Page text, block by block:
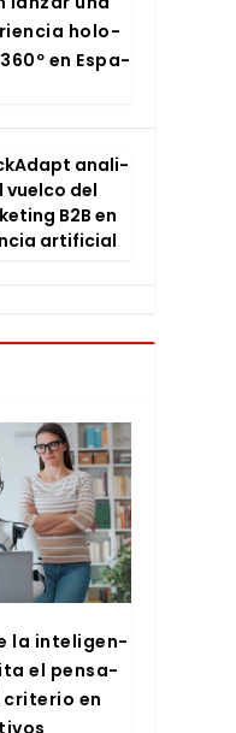
holo­
en Espa­
ana­li­
vuel­co del
B2B en
arti­fi­cial
la inte­li­gen­
el pen­sa­
en